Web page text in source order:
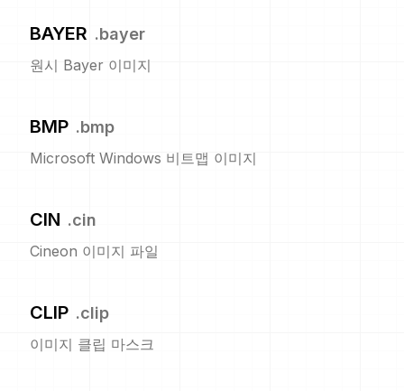
BAYER .bayer
원시 Bayer 이미지
BMP .bmp
Microsoft Windows 비트맵 이미지
CIN .cin
Cineon 이미지 파일
CLIP .clip
이미지 클립 마스크